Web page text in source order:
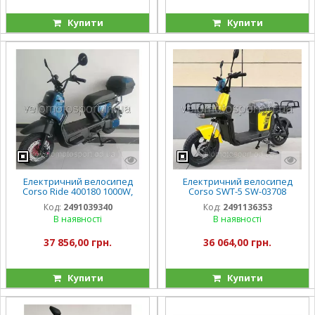
Купити Купити
Електричний велосипед
Corso Ride 400180 1000W,
акумулятор 72V/20Ah, в
коробці
Код: 2491039340
В наявності
37 856,00 грн.
Купити
Електричний велосипед
Corso SWT-5 SW-03708
двигун 1000W
Код: 2491136353
В наявності
36 064,00 грн.
Купити